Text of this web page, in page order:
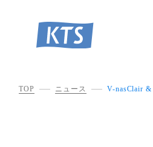
TOP ニュース V-nasClair